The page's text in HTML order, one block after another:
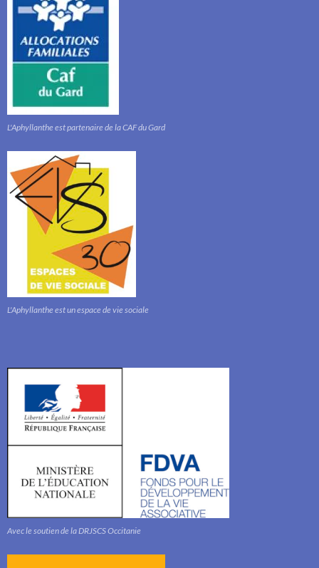
L'Aphyllanthe est partenaire de la CAF du Gard
L'Aphyllanthe est un espace de vie sociale
Avec le soutien de la DRJSCS Occitanie